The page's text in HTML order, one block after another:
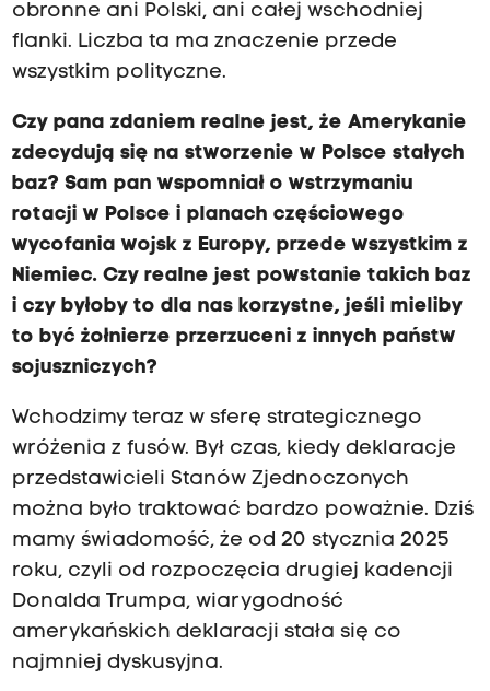
obronne ani Polski, ani całej wschodniej
flanki. Liczba ta ma znaczenie przede
wszystkim polityczne.
Czy pana zdaniem realne jest, że Amerykanie
zdecydują się na stworzenie w Polsce stałych
baz? Sam pan wspomniał o wstrzymaniu
rotacji w Polsce i planach częściowego
wycofania wojsk z Europy, przede wszystkim z
Niemiec. Czy realne jest powstanie takich baz
i czy byłoby to dla nas korzystne, jeśli mieliby
to być żołnierze przerzuceni z innych państw
sojuszniczych?
Wchodzimy teraz w sferę strategicznego
wróżenia z fusów. Był czas, kiedy deklaracje
przedstawicieli Stanów Zjednoczonych
można było traktować bardzo poważnie. Dziś
mamy świadomość, że od 20 stycznia 2025
roku, czyli od rozpoczęcia drugiej kadencji
Donalda Trumpa, wiarygodność
amerykańskich deklaracji stała się co
najmniej dyskusyjna.